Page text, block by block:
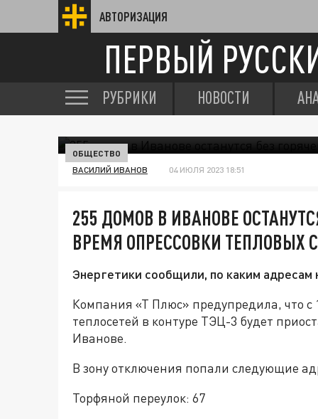
АВТОРИЗАЦИЯ
ПЕРВЫЙ
РУБРИКИ НОВОСТИ
ОБЩЕСТВО
ВАСИЛИЙ ИВАНОВ 04 ИЮЛЯ 2023 18:51
255 ДОМОВ В ИВАНОВЕ
ВРЕМЯ ОПРЕССОВКИ ТЕПЛОВЫХ
Энергетики сообщили, по каким адресам
Компания «Т Плюс» предупредила, что с
теплосетей в контуре ТЭЦ-3 будет
Иванове.
В зону отключения попали следующие
Торфяной переулок: 67